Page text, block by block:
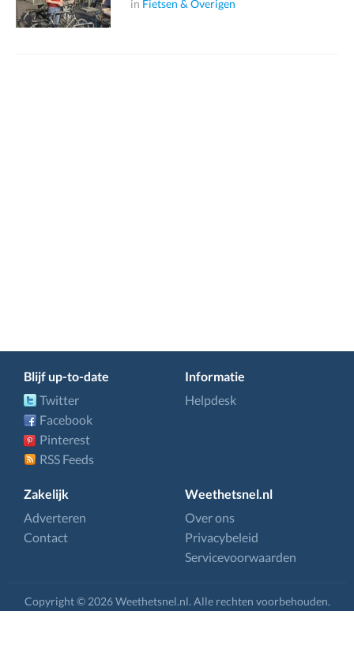
in Fietsen & Overigen
Blijf up-to-date
Twitter
Facebook
Pinterest
RSS Feeds
Informatie
Helpdesk
Zakelijk
Adverteren
Contact
Weethetsnel.nl
Over ons
Privacybeleid
Servicevoorwaarden
Copyright © 2026 Weethetsnel.nl. Alle rechten voorbehouden.